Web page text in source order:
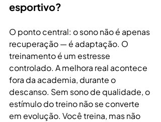
esportivo?
O ponto central: o sono não é apenas
recuperação — é adaptação. O
treinamento é um estresse
controlado. A melhora real acontece
fora da academia, durante o
descanso. Sem sono de qualidade, o
estímulo do treino não se converte
em evolução. Você treina, mas não